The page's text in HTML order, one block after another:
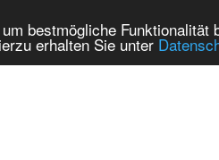
bestmögliche
erhalten Sie unter